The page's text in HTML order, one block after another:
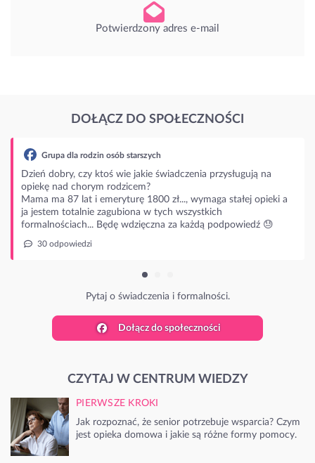
Potwierdzony adres e-mail
DOŁĄCZ DO SPOŁECZNOŚCI
osób starszych
ktoś wie jakie świadczenia przysługują na
rodzicem?
i emeryturę 1800 zł..., wymaga stałej opieki a
zagubiona w tych wszystkich
Będę wdzięczna za każdą podpowiedź 😓
Pytaj o świadczenia i formalności.
Dołącz do społeczności
CZYTAJ W CENTRUM WIEDZY
PIERWSZE KROKI
Jak rozpoznać, że senior potrzebuje wsparcia? Czym
jest opieka domowa i jakie są różne formy pomocy.